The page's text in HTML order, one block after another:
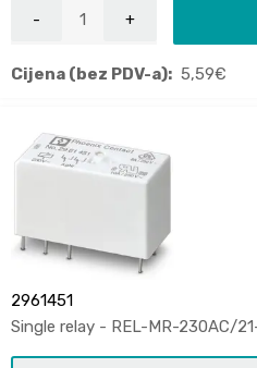
Cijena (bez PDV-a): 5,59€
2961451
Single relay - REL-MR-230AC/